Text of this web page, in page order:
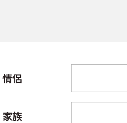
情侶
家族